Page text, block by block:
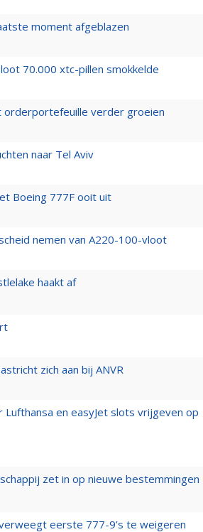
moment afgeblazen
70.000 xtc-pillen smokkelde
orderportefeuille verder groeien
naar Tel Aviv
Boeing 777F ooit uit
nemen van A220-100-vloot
haakt af
zich aan bij ANVR
en easyJet slots vrijgeven op
zet in op nieuwe bestemmingen
eerste 777-9’s te weigeren